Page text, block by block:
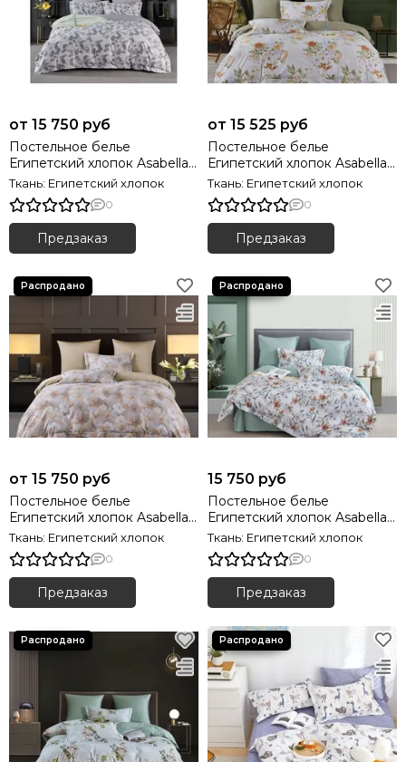
от 15 750 руб
Постельное белье
Египетский хлопок Asabella
2117 Premium
Ткань: Египетский хлопок
0
Предзаказ
от 15 525 руб
Постельное белье
Египетский хлопок Asabella
2118 Premium
Ткань: Египетский хлопок
0
Предзаказ
от 15 750 руб
Постельное белье
Египетский хлопок Asabella
2107 Premium
Ткань: Египетский хлопок
0
Предзаказ
15 750 руб
Постельное белье
Египетский хлопок Asabella
2146 Premium
Ткань: Египетский хлопок
0
Предзаказ